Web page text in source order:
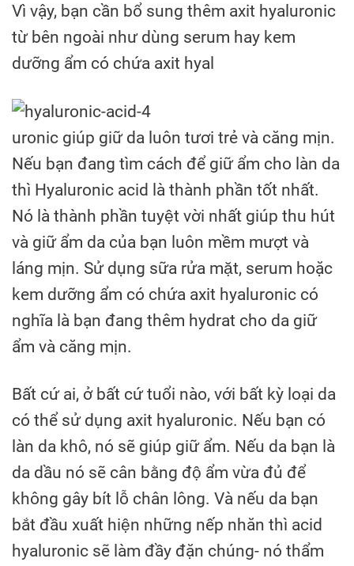
Vì vậy, bạn cần bổ sung thêm axit hyaluronic
từ bên ngoài như dùng serum hay kem
dưỡng ẩm có chứa axit hyal
uronic giúp giữ da luôn tươi trẻ và căng mịn.
Nếu bạn đang tìm cách để giữ ẩm cho làn da
thì Hyaluronic acid là thành phần tốt nhất.
Nó là thành phần tuyệt vời nhất giúp thu hút
và giữ ẩm da của bạn luôn mềm mượt và
láng mịn. Sử dụng sữa rửa mặt, serum hoặc
kem dưỡng ẩm có chứa axit hyaluronic có
nghĩa là bạn đang thêm hydrat cho da giữ
ẩm và căng mịn.
Bất cứ ai, ở bất cứ tuổi nào, với bất kỳ loại da
có thể sử dụng axit hyaluronic. Nếu bạn có
làn da khô, nó sẽ giúp giữ ẩm. Nếu da bạn là
da dầu nó sẽ cân bằng độ ẩm vừa đủ để
không gây bít lỗ chân lông. Và nếu da bạn
bắt đầu xuất hiện những nếp nhăn thì acid
hyaluronic sẽ làm đầy đặn chúng- nó thẩm